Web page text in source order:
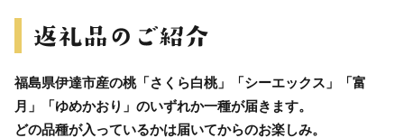
福島県伊達市産の桃「さくら白桃」「シーエックス」「富
月」「ゆめかおり」のいずれか一種が届きます。
どの品種が入っているかは届いてからのお楽しみ。